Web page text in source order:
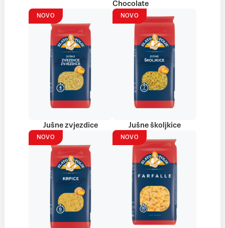
Chocolate
NOVO
Jušne zvjezdice
NOVO
Jušne školjkice
NOVO NOVO